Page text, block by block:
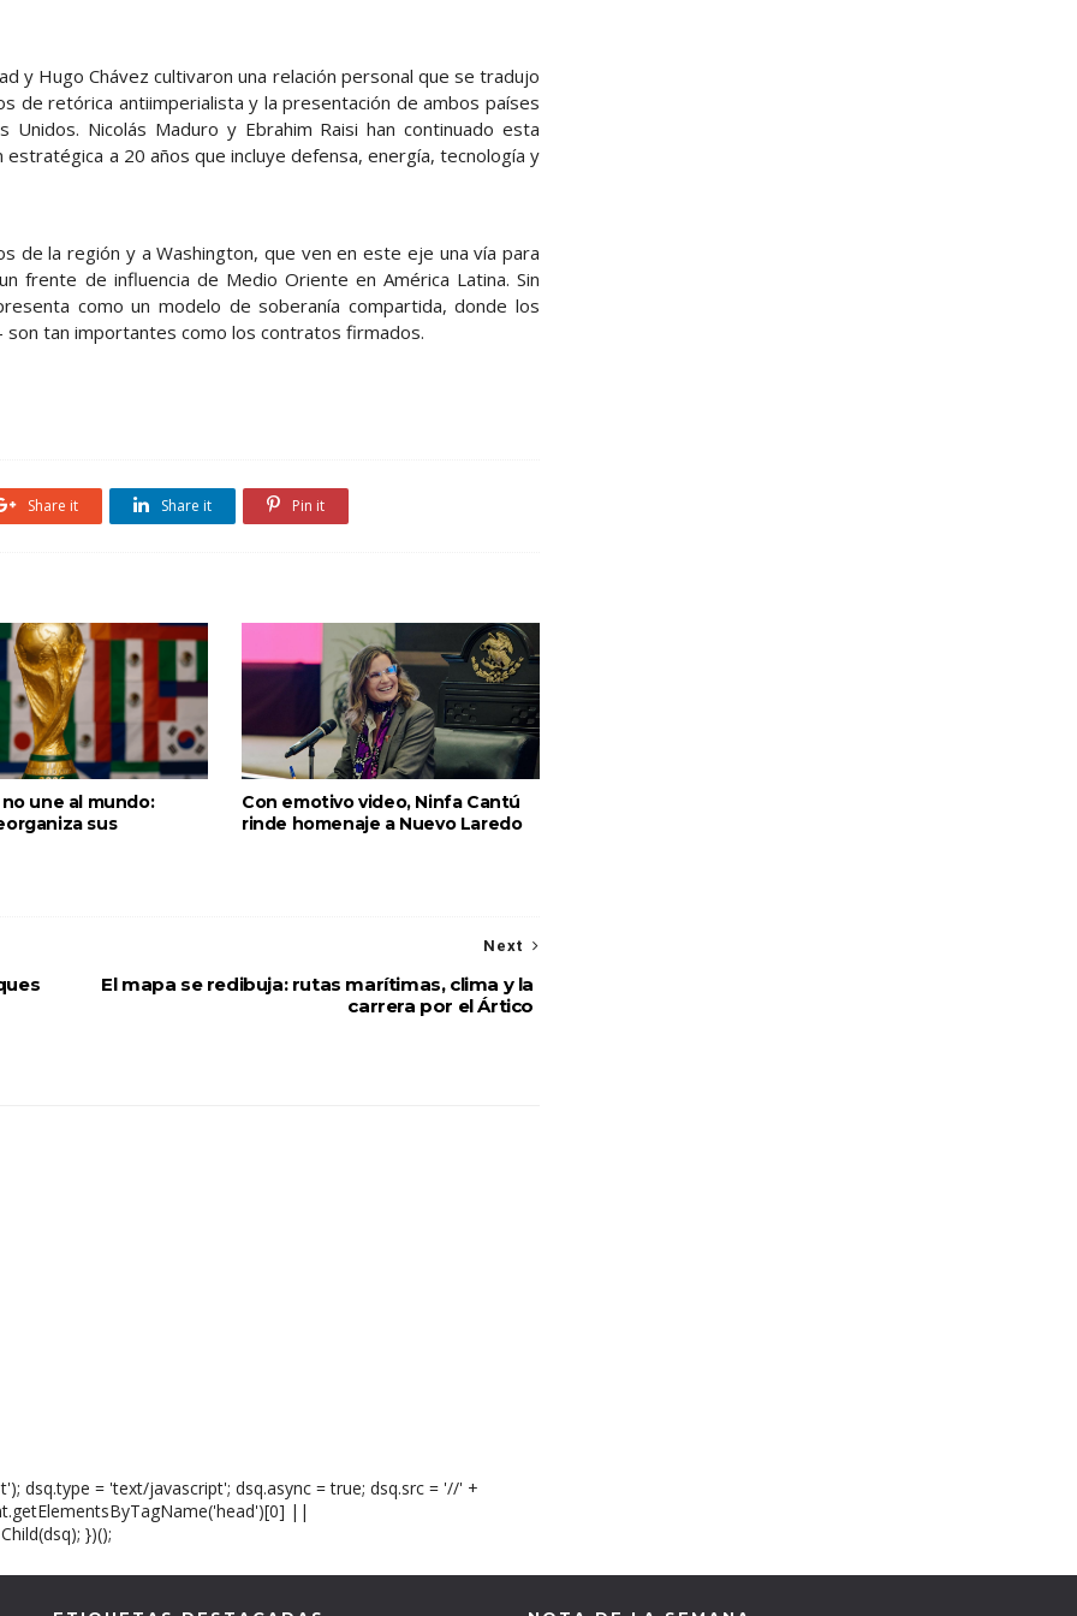
y Hugo Chávez cultivaron una relación personal que se tradujo
de retórica antiimperialista y la presentación de ambos países
Nicolás Maduro y Ebrahim Raisi han continuado esta
a 20 años que incluye defensa, energía, tecnología y
de la región y a Washington, que ven en este eje una vía para
frente de influencia de Medio Oriente en América Latina. Sin
como un modelo de soberanía compartida, donde los
tan importantes como los contratos firmados.
Share it Share it Pin it
une al mundo:
sus
Con emotivo video, Ninfa Cantú
rinde homenaje a Nuevo Laredo
Next
El mapa se redibuja: rutas marítimas, clima y la
carrera por el Ártico
dsq.type = 'text/javascript'; dsq.async = true; dsq.src = '//' +
||
})();